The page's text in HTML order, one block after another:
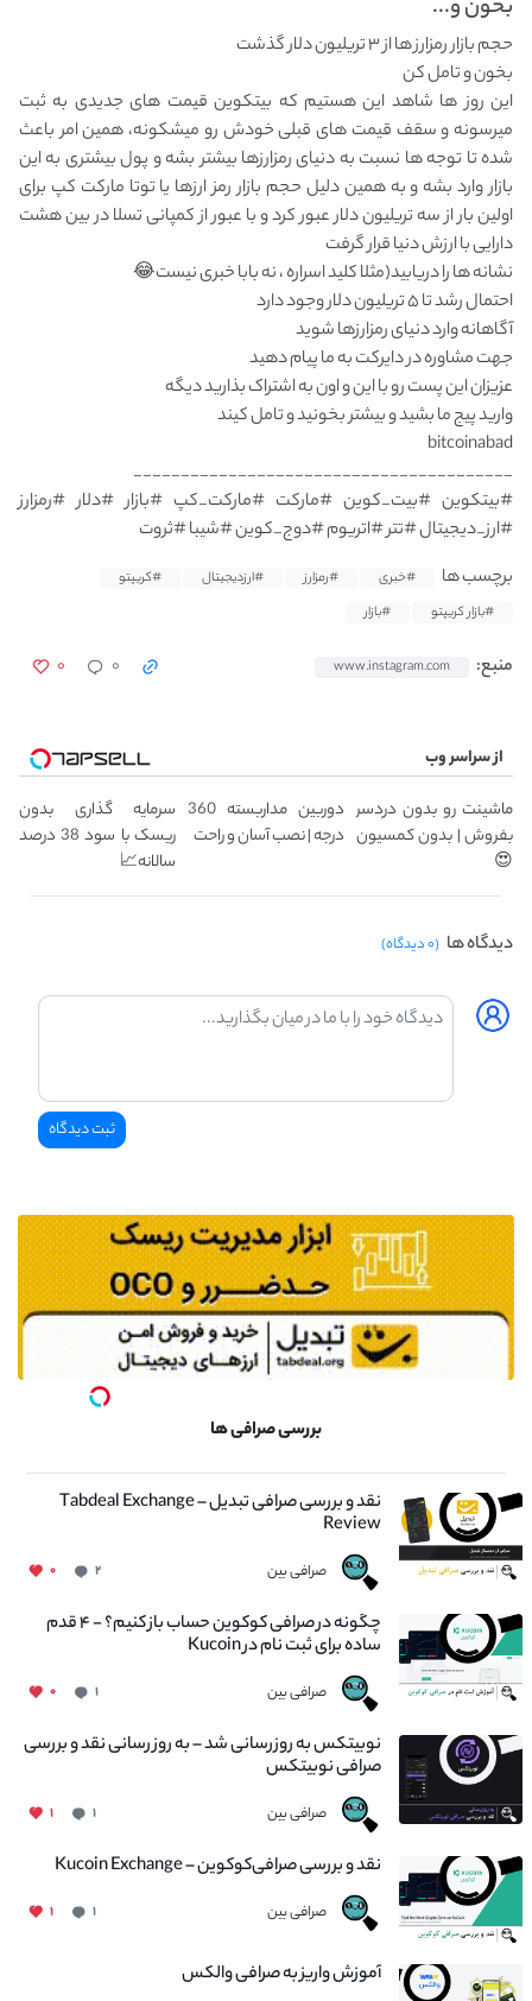
بخون و...
حجم بازار رمزارز ها از ۳ تریلیون دلار گذشت
بخون و تامل کن
این روز ها شاهد این هستیم که بیتکوین قیمت های جدیدی به ثبت
میرسونه و سقف قیمت های قبلی خودش رو میشکونه، همین امر باعث
شده تا توجه ها نسبت به دنیای رمزارزها بیشتر بشه و پول بیشتری به این
بازار وارد بشه و به همین دلیل حجم بازار رمز ارزها یا توتا مارکت کپ برای
اولین بار از سه تریلیون دلار عبور کرد و با عبور از کمپانی تسلا در بین هشت
دارایی با ارزش دنیا قرار گرفت
نشانه ها را دریابید(مثلا کلید اسراره ، نه بابا خبری نیست😂
احتمال رشد تا ۵ تریلیون دلار وجود دارد
آگاهانه وارد دنیای رمزارزها شوید
جهت مشاوره در دایرکت به ما پیام دهید
عزیزان این پست رو با این و اون به اشتراک بذارید دیگه
وارید پیج ما بشید و بیشتر بخونید و تامل کیند
bitcoinabad
________________________________________
#بیتکوین #بیت_کوین #مارکت #مارکت_کپ #بازار #دلار #رمزارز
#ارز_دیجیتال #تتر #اتریوم #دوج_کوین #شیبا #ثروت
برچسب ها
#خبری #رمزارز #ارزدیجیتال
#کریپتو
#بازار کریپتو
#بازار
منبع: www.instagram.com ۰ ۰
از سراسر وب
ماشینت رو بدون دردسر
بفروش | بدون کمسیون
😍
دوربین مداربسته 360
درجه | نصب آسان و راحت
سرمایه گذاری بدون
ریسک با سود 38 درصد
سالانه📈
دیدگاه ها (۰ دیدگاه)
بررسی صرافی ها
نقد و بررسی صرافی تبدیل – Tabdeal Exchange
Review
صرافی بین ۲ ۰
چگونه در صرافی کوکوین حساب باز کنیم؟ - ۴ قدم
ساده برای ثبت نام در Kucoin
صرافی بین ۱ ۰
نوبیتکس به روزرسانی شد – به روز رسانی نقد و بررسی
صرافی نوبیتکس
صرافی بین ۱ ۱
نقد و بررسی صرافی‌کوکوین – Kucoin Exchange
صرافی بین ۱ ۱
آموزش واریز به صرافی والکس